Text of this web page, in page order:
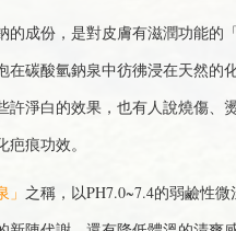
的成份，是對皮膚有滋潤功能的
在碳酸氫鈉泉中彷彿浸在天然的
許淨白的效果，也有人說燒傷、
痕功效。
」 之稱，以PH7.0~7.4的弱鹼性